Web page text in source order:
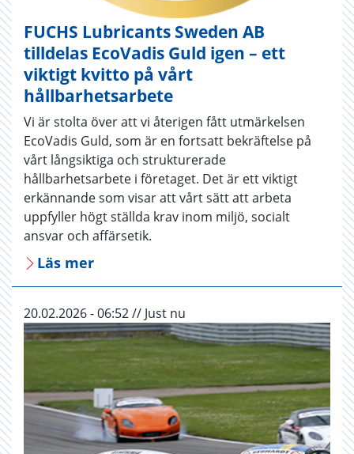
FUCHS Lubricants Sweden AB
tilldelas EcoVadis Guld igen – ett
viktigt kvitto på vårt
hållbarhetsarbete
Vi är stolta över att vi återigen fått utmärkelsen
EcoVadis Guld, som är en fortsatt bekräftelse på
vårt långsiktiga och strukturerade
hållbarhetsarbete i företaget. Det är ett viktigt
erkännande som visar att vårt sätt att arbeta
uppfyller högt ställda krav inom miljö, socialt
ansvar och affärsetik.
Läs mer
20.02.2026 - 06:52 // Just nu